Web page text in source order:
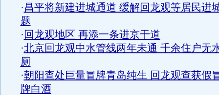
·昌平将新建进城通道 缓解回龙观等居民进
题
· 回龙观地区 再添一条进京干道
·北京回龙观中水管线两年未通 千余住户无
厕
·朝阳查处巨量冒牌青岛纯生 回龙观查获假
牌白酒